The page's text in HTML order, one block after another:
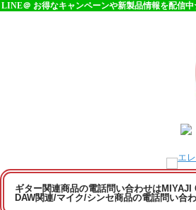
LINE＠ お得なキャンペーンや新製品情報を配信
ギター関連商品の電話問い合わせはMIYAJI
DAW関連/マイク/シンセ商品の電話問い合